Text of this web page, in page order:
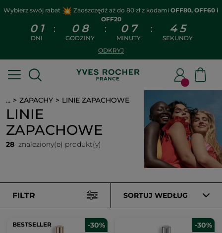
Wybierz swój rabat Zaoszczędź aż do 80 zł z kodami OFF80, OFF60 i
OFF20
0 1
DNI
: 0 8
GODZINY
: 0 7
MINUTY
: 4 4
SEKUNDY
ODKRYJ
... ZAPACHY LINIE ZAPACHOWE
LINIE
ZAPACHOWE
28 znaleziony(e) produkt(y)
FILTR SORTUJ WEDŁUG
BESTSELLER -30% -30%